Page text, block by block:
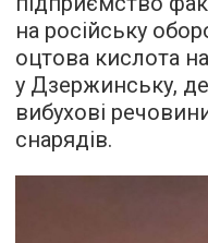
на російську
оцтова кислота
у Дзержинську,
вибухові
снарядів.